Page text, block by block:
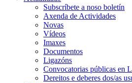
Subscríbete a noso boletín
Axenda de Actividades
Novas
Vídeos
Imaxes
Documentos
Ligazóns
Convocatorias públicas en
Dereitos e deberes dos/as